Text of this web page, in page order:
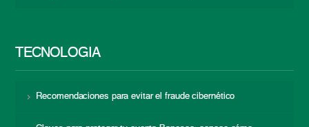
TECNOLOGÍA
Recomendaciones para evitar el fraude cibernético